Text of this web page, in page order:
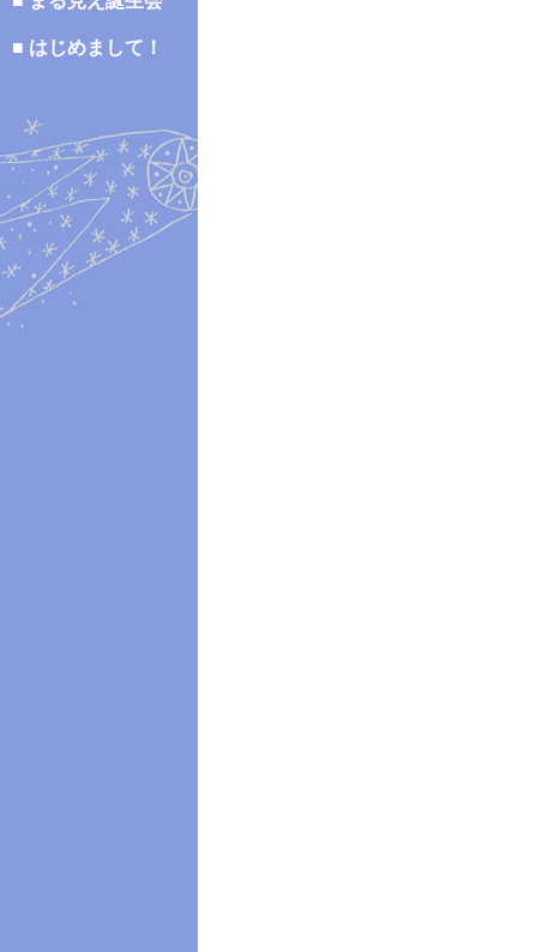
■ はじめまして！